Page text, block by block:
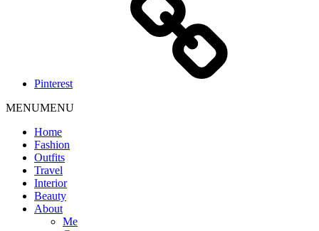
Pinterest
MENUMENU
Home
Fashion
Outfits
Travel
Interior
Beauty
About
Me